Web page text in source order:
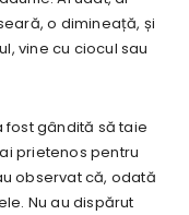
o dimineață, și
vine cu ciocul sau
fost gândită să taie
prietenos pentru
observat că, odată
Nu au dispărut